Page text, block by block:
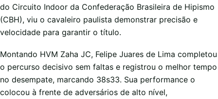
do Circuito Indoor da Confederação Brasileira de Hipismo
(CBH), viu o cavaleiro paulista demonstrar precisão e
velocidade para garantir o título.
Montando HVM Zaha JC, Felipe Juares de Lima completou
o percurso decisivo sem faltas e registrou o melhor tempo
no desempate, marcando 38s33. Sua performance o
colocou à frente de adversários de alto nível,